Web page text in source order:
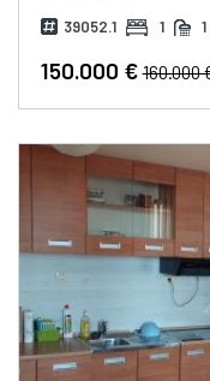
39052.1 1 1
150.000 €160.000